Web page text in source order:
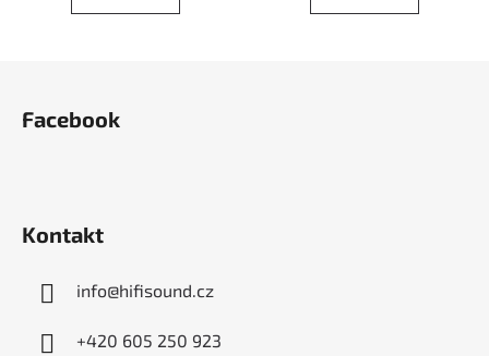
Facebook
Kontakt
info@hifisound.cz
+420 605 250 923